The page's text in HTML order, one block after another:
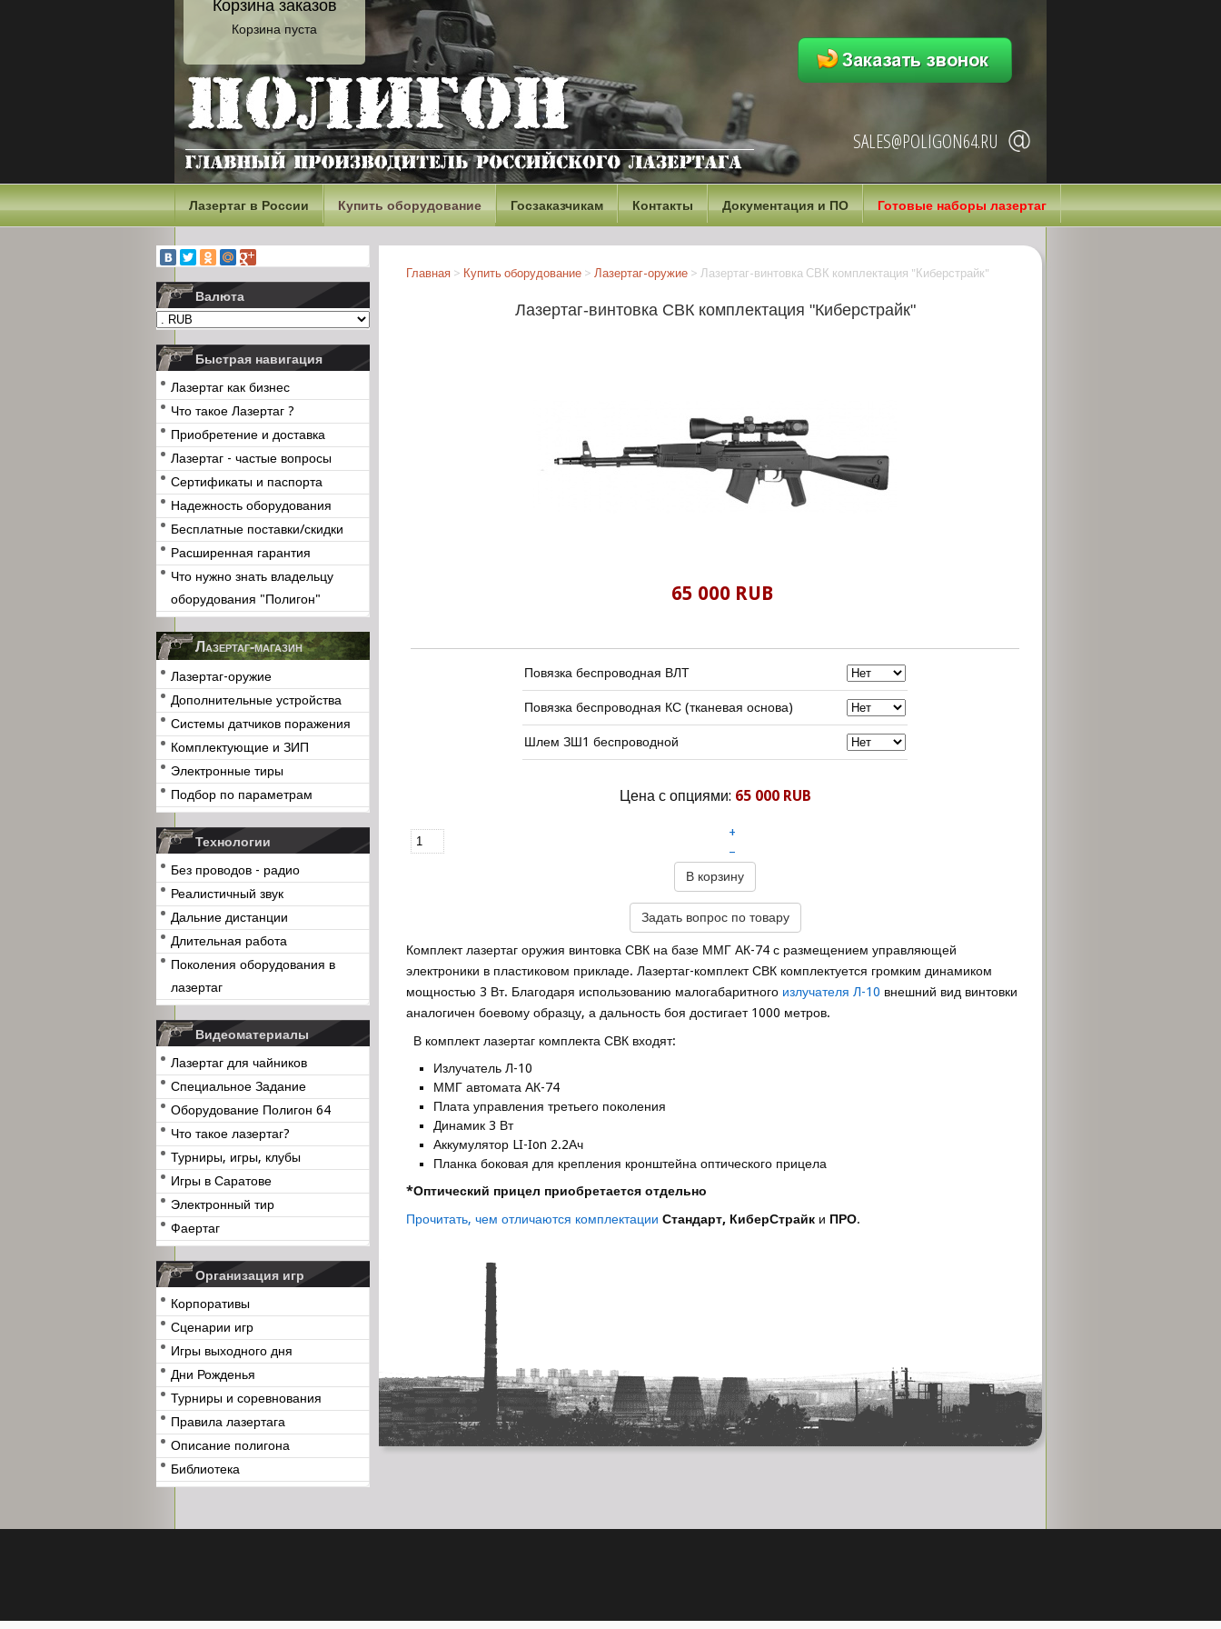
SALES@POLIGON64.RU
Корзина заказов
Корзина пуста
Лазертаг в России Купить оборудование Госзаказчикам Контакты Документация и ПО Готовые наборы лазертаг
Валюта
Быстрая навигация
Лазертаг как бизнес
Что такое Лазертаг ?
Приобретение и доставка
Лазертаг - частые вопросы
Сертификаты и паспорта
Надежность оборудования
Бесплатные поставки/скидки
Расширенная гарантия
Что нужно знать владельцу
оборудования "Полигон"
Лазертаг-магазин
Лазертаг-оружие
Дополнительные устройства
Системы датчиков поражения
Комплектующие и ЗИП
Электронные тиры
Подбор по параметрам
Технологии
Без проводов - радио
Реалистичный звук
Дальние дистанции
Длительная работа
Поколения оборудования в
лазертаг
Видеоматериалы
Лазертаг для чайников
Специальное Задание
Оборудование Полигон 64
Что такое лазертаг?
Турниры, игры, клубы
Игры в Саратове
Электронный тир
Фаертаг
Организация игр
Корпоративы
Сценарии игр
Игры выходного дня
Дни Рожденья
Турниры и соревнования
Правила лазертага
Описание полигона
Библиотека
Главная > Купить оборудование > Лазертаг-оружие > Лазертаг-винтовка СВК комплектация "Киберстрайк"
Лазертаг-винтовка СВК комплектация "Киберстрайк"
65 000 RUB
Повязка беспроводная ВЛТ
Повязка беспроводная КС (тканевая основа)
Шлем ЗШ1 беспроводной
Цена с опциями: 65 000 RUB
+
–
В корзину
Задать вопрос по товару
Комплект лазертаг оружия винтовка СВК на базе ММГ АК-74 с размещением управляющей
электроники в пластиковом прикладе. Лазертаг-комплект СВК комплектуется громким динамиком
мощностью 3 Вт. Благодаря использованию малогабаритного излучателя Л-10 внешний вид винтовки
аналогичен боевому образцу, а дальность боя достигает 1000 метров.
В комплект лазертаг комплекта СВК входят:
Излучатель Л-10
ММГ автомата АК-74
Плата управления третьего поколения
Динамик 3 Вт
Аккумулятор LI-Ion 2.2Ач
Планка боковая для крепления кронштейна оптического прицела
*Оптический прицел приобретается отдельно
Прочитать, чем отличаются комплектации Стандарт, КиберСтрайк и ПРО.